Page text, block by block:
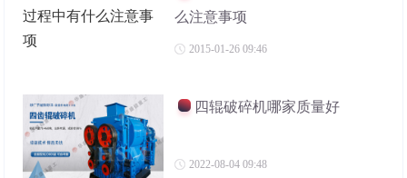
么注意事项
2015-01-26 09:46
四辊破碎机哪家质量好
2022-08-04 09:48